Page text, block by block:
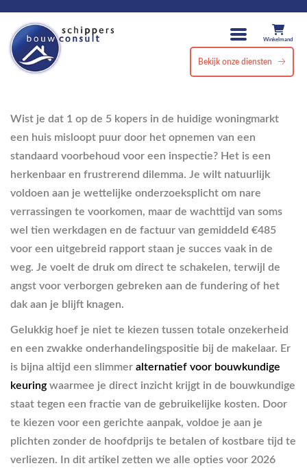
Winkelmand
Bekijk onze diensten
Wist je dat 1 op de 5 kopers in de huidige woningmarkt
een huis misloopt puur door het opnemen van een
standaard voorbehoud voor een inspectie? Het is een
herkenbaar en frustrerend dilemma. Je wilt natuurlijk
voldoen aan je wettelijke onderzoeksplicht om nare
verrassingen te voorkomen, maar de wachttijd van soms
wel tien werkdagen en de factuur van gemiddeld €485
voor een uitgebreid rapport staan je succes vaak in de
weg. Je voelt de druk om direct te schakelen, terwijl de
angst voor verborgen gebreken aan de fundering of het
dak aan je blijft knagen.
Gelukkig hoef je niet te kiezen tussen totale onzekerheid
en een zwakke onderhandelingspositie bij de makelaar. Er
is bijna altijd een slimmer alternatief voor bouwkundige
keuring waarmee je direct inzicht krijgt in de bouwkundige
staat tegen een fractie van de gebruikelijke kosten. Door
te kiezen voor een gerichte aanpak, voldoe je aan je
plichten zonder de hoofdprijs te betalen of kostbare tijd te
verliezen. In dit artikel zetten we alle opties voor 2026